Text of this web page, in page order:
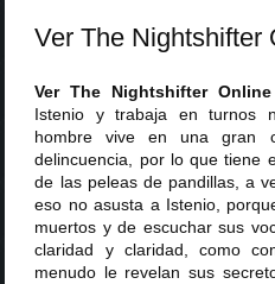
Ver The Nightshifter
Ver The Nightshifter Online
Istenio y trabaja en turnos
hombre vive en una gran
delincuencia, por lo que tiene
de las peleas de pandillas, a
eso no asusta a Istenio,
muertos y de escuchar sus
claridad y claridad, como
menudo le revelan sus